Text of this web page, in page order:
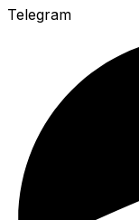
Telegram